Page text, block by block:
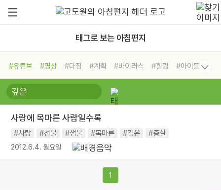
태그로 보는 아침편지
#유튜브 #명상 #다짐 #계획 #바이러스 #힐링
#아이들
#비전캠프
#독서캠프 #삶
#희망
#나눔 #친구 #링컨학교
#독서
#건강 #면역력
사랑에 목마른 사람일수록
#사랑 #선물 #샘물 #목마른 #깊은 #충실
2012.6.4. 월요일
1